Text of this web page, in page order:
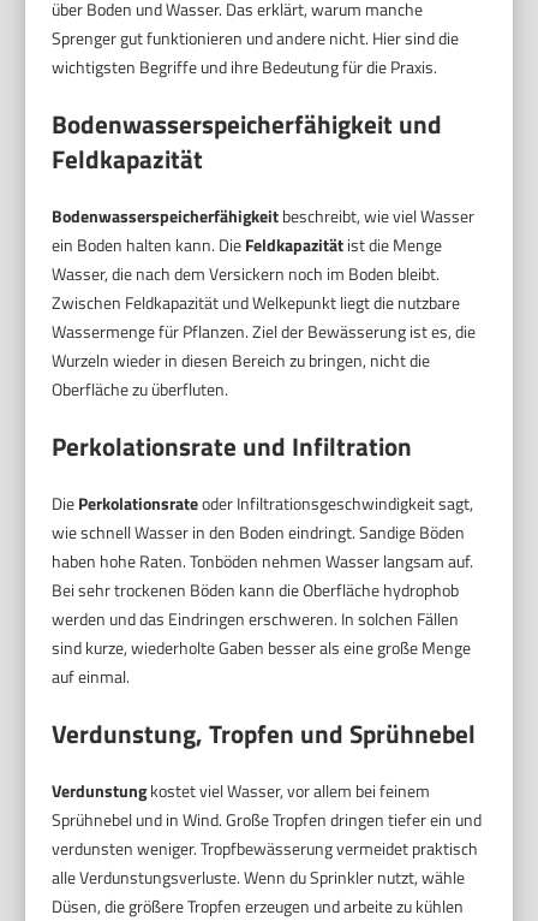
über Boden und Wasser. Das erklärt, warum manche
Sprenger gut funktionieren und andere nicht. Hier sind die
wichtigsten Begriffe und ihre Bedeutung für die Praxis.
Bodenwasserspeicherfähigkeit und
Feldkapazität
Bodenwasserspeicherfähigkeitbeschreibt, wie viel Wasser
ein Boden halten kann. DieFeldkapazitätist die Menge
Wasser, die nach dem Versickern noch im Boden bleibt.
Zwischen Feldkapazität und Welkepunkt liegt die nutzbare
Wassermenge für Pflanzen. Ziel der Bewässerung ist es, die
Wurzeln wieder in diesen Bereich zu bringen, nicht die
Oberfläche zu überfluten.
Perkolationsrate und Infiltration
DiePerkolationsrateoder Infiltrationsgeschwindigkeit sagt,
wie schnell Wasser in den Boden eindringt. Sandige Böden
haben hohe Raten. Tonböden nehmen Wasser langsam auf.
Bei sehr trockenen Böden kann die Oberfläche hydrophob
werden und das Eindringen erschweren. In solchen Fällen
sind kurze, wiederholte Gaben besser als eine große Menge
auf einmal.
Verdunstung, Tropfen und Sprühnebel
Verdunstungkostet viel Wasser, vor allem bei feinem
Sprühnebel und in Wind. Große Tropfen dringen tiefer ein und
verdunsten weniger. Tropfbewässerung vermeidet praktisch
alle Verdunstungsverluste. Wenn du Sprinkler nutzt, wähle
Düsen, die größere Tropfen erzeugen und arbeite zu kühlen